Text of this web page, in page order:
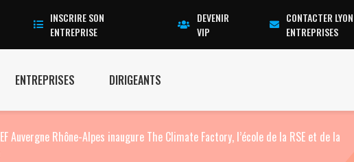
INSCRIRE SON
ENTREPRISE
DEVENIR
VIP
CONTACTER LYON
ENTREPRISES
ENTREPRISES DIRIGEANTS
Auvergne Rhône-Alpes inaugure The Climate Factory, l’école de la RSE et de la